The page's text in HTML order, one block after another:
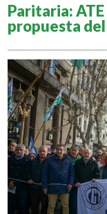
Paritaria:
propuesta